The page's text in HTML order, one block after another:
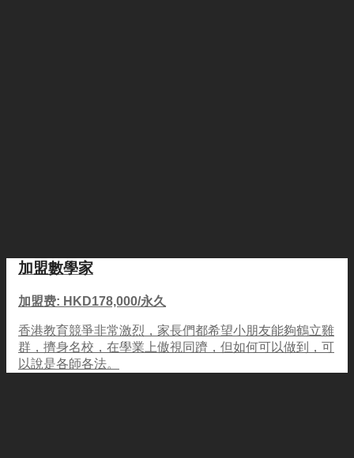
加盟數學家
加盟费: HKD178,000/永久
香港教育競爭非常激烈，家長們都希望小朋友能夠鶴立雞
群，擠身名校，在學業上傲視同躋，但如何可以做到，可
以說是各師各法。